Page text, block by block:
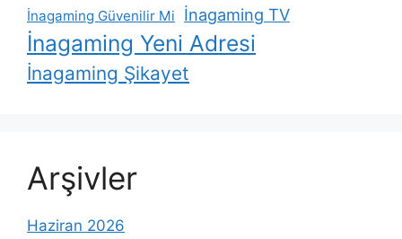
İnagaming Güvenilir Mi İnagaming TV
İnagaming Yeni Adresi
İnagaming Şikayet
Arşivler
Haziran 2026